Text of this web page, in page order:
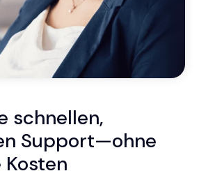
schnellen,
Support—ohne